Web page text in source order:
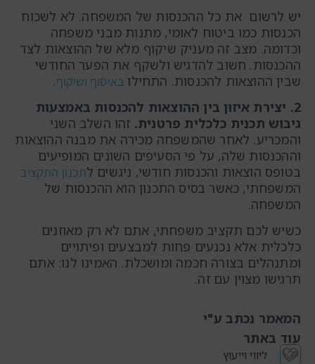
המאמר נכתב ע"י
עוד באתר
ליווי וייעוץ
יש לרשום את כל ההכנסות של המשפחה. לא לשכוח
הכנסות כמו ביטוח לאומי, מתנות מבני משפחה
וכדומה. מצב זה מעניק שיקוף מלא של ההוצאות לצד
ההכנסות. חשוב להדגיש ולשקף את הפער החודשי
שבין ההוצאות להכנסות. התחילו באיסוף ושיקוף.
2. יצירת
איזון בין ההוצאות להכנסות באמצעות
גיבוש תכנית כלכלית פרטנית. זהו השלב השני
והמכריע. לאחר שהמשפחה מכירה את מבנה ההוצאות
וההכנסות שלה, על פי הסעיפים השונים המופיעים
בטופס הוצאות והכנסות חודשי, ניגשים לתכנון התקציב
המשפחתי, כאשר בסיס התכנון הוא ההכנסות של
המשפחה.
כשיש לכם תקציב משפחתי, אתם לא רק מאוזנים
כלכלית אלא נכנעים פחות למבצעים ופיתויים
ומתנהלים בצורה חכמה ומושכלת. האמינו לנו: אתם
תרגישו מצוין עם זה.